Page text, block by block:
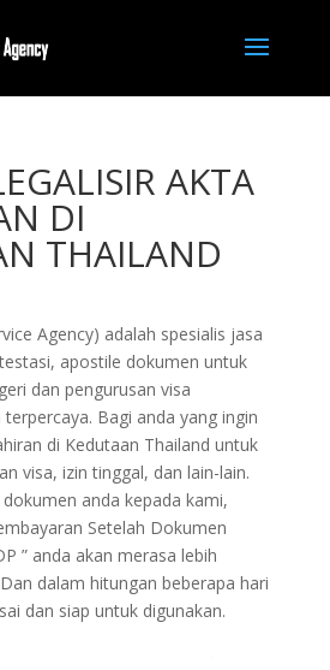
AKTA
DI
THAILAND
Agency) adalah spesialis jasa
apostile dokumen untuk
dan pengurusan visa
Bagi anda yang ingin
di Kedutaan Thailand untuk
visa, izin tinggal, dan lain-lain.
anda kepada kami,
Setelah Dokumen
” anda akan merasa lebih
dalam hitungan beberapa hari
dan siap untuk digunakan.